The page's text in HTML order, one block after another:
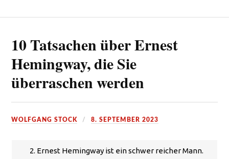
10 Tatsachen über Ernest
Hemingway, die Sie
überraschen werden
WOLFGANG STOCK 8. SEPTEMBER 2023
2. Ernest Hemingway ist ein schwer reicher Mann.